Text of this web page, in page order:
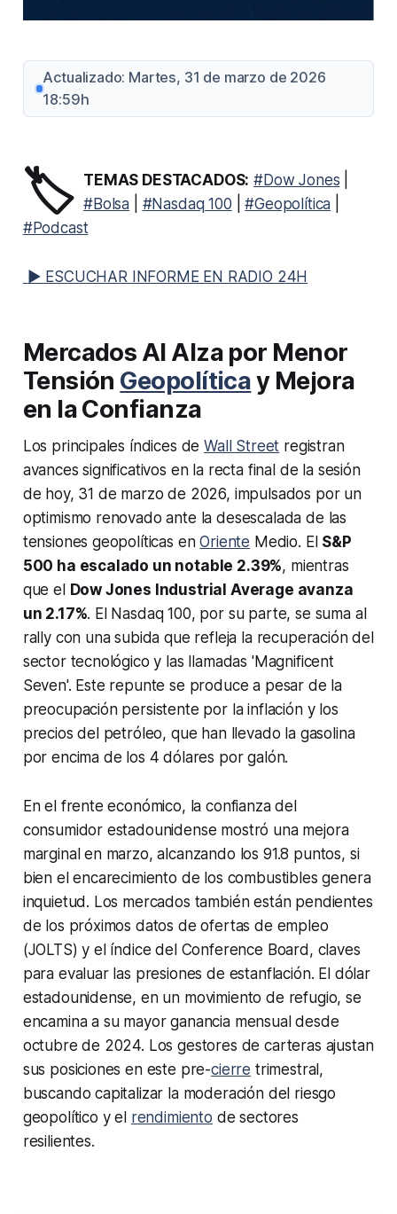
Actualizado: Martes, 31 de marzo de 2026
18:59h
🏷️ TEMAS DESTACADOS: #Dow Jones
#Bolsa
#Nasdaq 100 |#Geopolítica
#Podcast
▶ ESCUCHAR INFORME EN RADIO 24H
Mercados Al Alza por Menor
Tensión Geopolíticay Mejora
en la Confianza
Los principales índices deWall Street registran
avances significativos en la recta final de la sesión
de hoy, 31 de marzo de 2026, impulsados por un
optimismo renovado ante la desescalada de las
tensiones geopolíticas enOriente Medio. El S&P
500 ha escalado un notable 2.39%, mientras
que el
Dow Jones Industrial Average avanza
un 2.17%. El Nasdaq 100, por su parte, se suma al
rally con una subida que refleja la recuperación del
sector tecnológico y las llamadas 'Magnificent
Seven'. Este repunte se produce a pesar de la
preocupación persistente por la inflación y los
precios del petróleo, que han llevado la gasolina
por encima de los 4 dólares por galón.
En el frente económico, la confianza del
consumidor estadounidense mostró una mejora
marginal en marzo, alcanzando los 91.8 puntos, si
bien el encarecimiento de los combustibles genera
inquietud. Los mercados también están pendientes
de los próximos datos de ofertas de empleo
(JOLTS) y el índice del Conference Board, claves
para evaluar las presiones de estanflación. El dólar
estadounidense, en un movimiento de refugio, se
encamina a su mayor ganancia mensual desde
octubre de 2024. Los gestores de carteras ajustan
sus posiciones en este pre-cierre trimestral,
buscando capitalizar la moderación del riesgo
geopolítico y el rendimiento de sectores
resilientes.